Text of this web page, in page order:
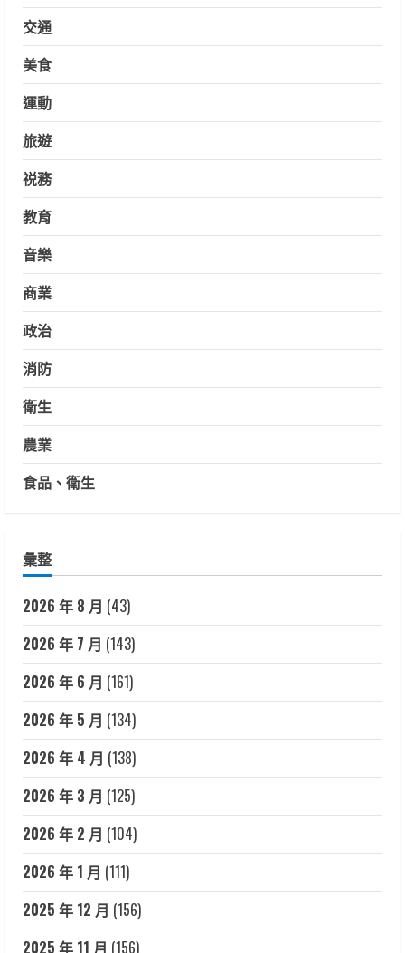
交通
美食
運動
旅遊
祱務
教育
音樂
商業
政治
消防
衛生
農業
食品、衛生
彙整
2026 年 8 月 (43)
2026 年 7 月 (143)
2026 年 6 月 (161)
2026 年 5 月 (134)
2026 年 4 月 (138)
2026 年 3 月 (125)
2026 年 2 月 (104)
2026 年 1 月 (111)
2025 年 12 月 (156)
2025 年 11 月 (156)